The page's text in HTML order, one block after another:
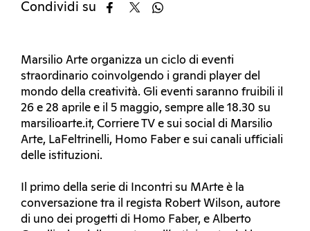
Condividi su
Marsilio Arte organizza un ciclo di eventi
straordinario coinvolgendo i grandi player del
mondo della creatività. Gli eventi saranno fruibili il
26 e 28 aprile e il 5 maggio, sempre alle 18.30 su
marsilioarte.it, Corriere TV e sui social di Marsilio
Arte, LaFeltrinelli, Homo Faber e sui canali ufficiali
delle istituzioni.
Il primo della serie di Incontri su MArte è la
conversazione tra il regista Robert Wilson, autore
di uno dei progetti di Homo Faber, e Alberto